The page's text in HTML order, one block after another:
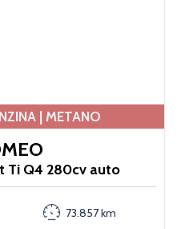
| METANO
Ti Q4 280cv auto
73.857 km